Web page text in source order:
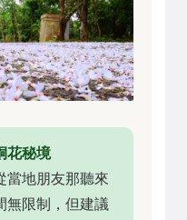
花秘境
當地朋友那聽來
無限制，但建議